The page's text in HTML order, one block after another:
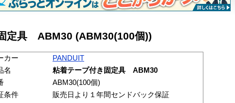
定具 ABM30 (ABM30(100個))
カー
PANDUIT
名
粘着テープ付き固定具 ABM30
ABM30(100個)
条件
販売日より１年間センドバック保証